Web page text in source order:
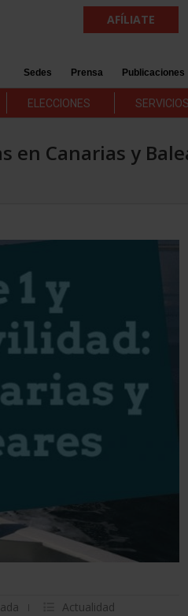
AFÍLIATE
Sedes Prensa Publicaciones
ELECCIONES
en Canarias y
Actualidad